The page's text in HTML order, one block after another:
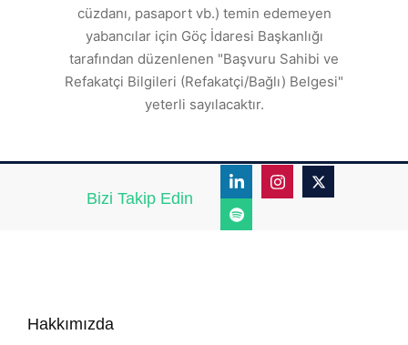
cüzdanı, pasaport vb.) temin edemeyen
yabancılar için Göç İdaresi Başkanlığı
tarafından düzenlenen "Başvuru Sahibi ve
Refakatçi Bilgileri (Refakatçi/Bağlı) Belgesi"
yeterli sayılacaktır.
Bizi Takip Edin
Hakkımızda